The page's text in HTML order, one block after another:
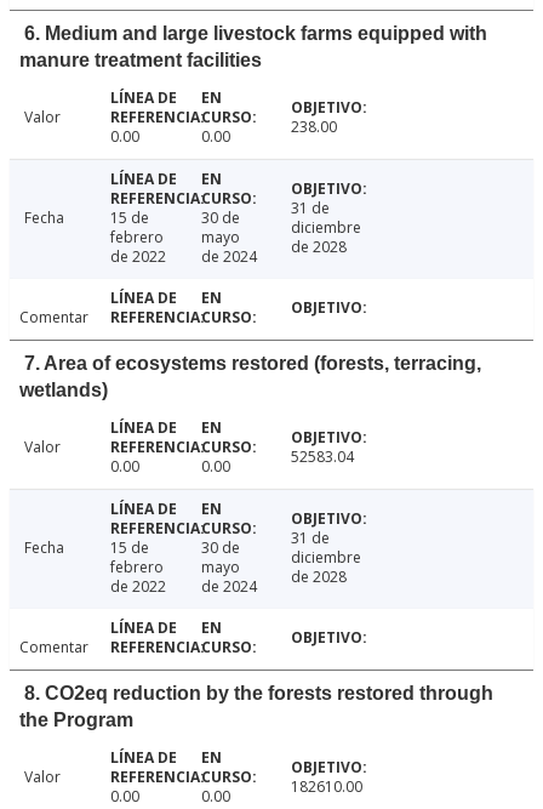
6. Medium and large livestock farms equipped with
manure treatment facilities
Valor
0.00
0.00 238.00
Fecha
15 de
febrero
de 2022
30 de
mayo
de 2024
31 de
diciembre
de 2028
Comentar
7. Area of ecosystems restored (forests, terracing,
wetlands)
Valor
0.00
0.00 52583.04
Fecha
15 de
febrero
de 2022
30 de
mayo
de 2024
31 de
diciembre
de 2028
Comentar
8. CO2eq reduction by the forests restored through
the Program
Valor
0.00
0.00 182610.00